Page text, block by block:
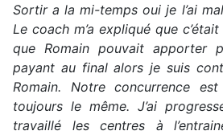
Sortir a la mi-temps oui je l’ai
Le coach m’a expliqué que
que Romain pouvait apporter
payant au final alors je suis
Romain. Notre concurrence
toujours le même. J’ai
travaillé les centres à